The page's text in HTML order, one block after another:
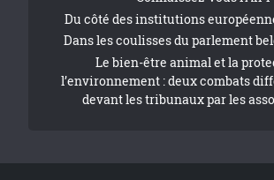
Du côté des institutions
Dans les coulisses du parlement
Le bien-être animal et la
l’environnement : deux combats
devant les tribunaux par les